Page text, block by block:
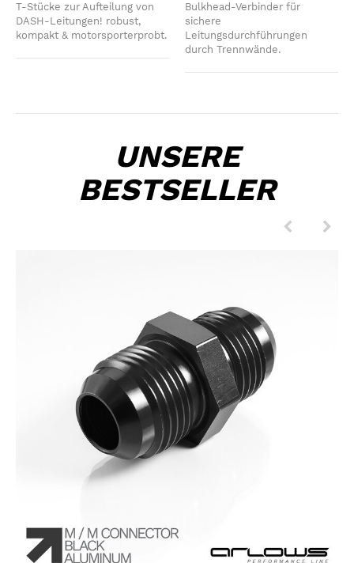
T-Stücke zur Aufteilung von
DASH-Leitungen! robust,
kompakt & motorsporterprobt.
Bulkhead-Verbinder für
sichere
Leitungsdurchführungen
durch Trennwände.
UNSERE
BESTSELLER